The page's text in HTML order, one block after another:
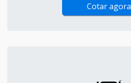
Cotar agora